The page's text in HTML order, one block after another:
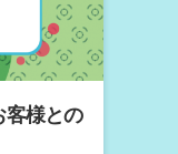
客様との